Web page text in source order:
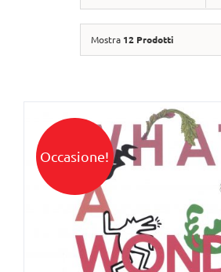
Mostra 12 Prodotti
Occasione!